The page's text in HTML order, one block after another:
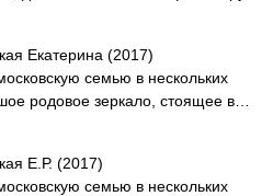
Екатерина (2017)
семью в нескольких
родовое зеркало, стоящее в…
Е.Р. (2017)
семью в нескольких